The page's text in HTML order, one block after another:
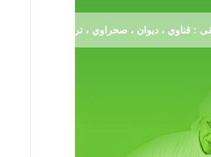
: قناوي ، ديوان ، صحراوي ، ترڨية